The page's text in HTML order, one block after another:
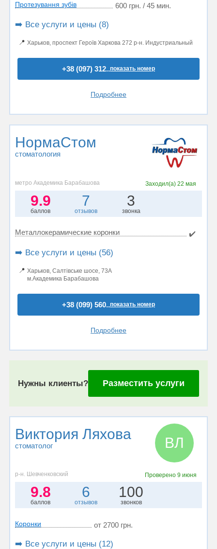
Протезування зубів 600 грн. / 45 мин.
➡️ Все услуги и цены (8)
📍 Харьков, проспект Героїв Харкова 272 р-н. Индустриальный
+38 (097) 312..показать номер
Подробнее
НормаСтом
стоматология
метро Академика Барабашова Заходил(а)22 мая
9.9
баллов
7
отзывов
3
звонка
Металлокерамические коронки ✔️
➡️ Все услуги и цены (56)
📍 Харьков, Салтівське шосе, 73А
м.Академика Барабашова
+38 (099) 560..показать номер
Подробнее
Нужны клиенты? Разместить услуги
Виктория Ляхова
стоматолог ВЛ
р-н. Шевченковский Проверено9 июня
9.8
баллов
6
отзывов
100
звонков
Коронки от 2700 грн.
➡️ Все услуги и цены (12)